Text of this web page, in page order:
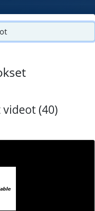
(40)